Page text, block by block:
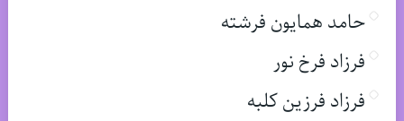
حامد همایون فرشته
فرزاد فرخ نور
فرزاد فرزین کلبه